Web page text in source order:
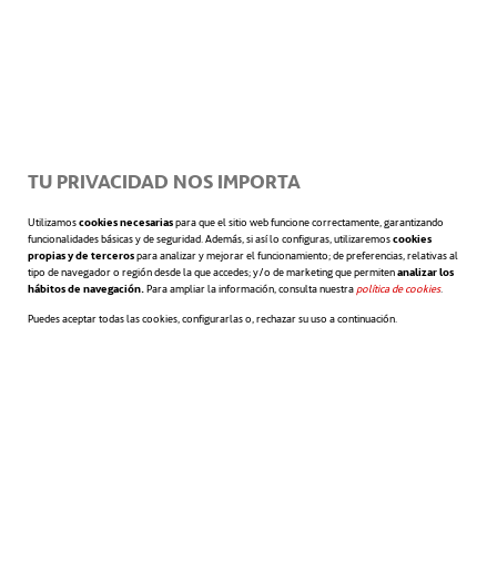
TU PRIVACIDAD NOS IMPORTA
Utilizamoscookies necesariaspara que el sitio web funcione correctamente, garantizando
funcionalidades básicas y de seguridad. Además, si así lo configuras, utilizaremoscookies
propias y de tercerospara analizar y mejorar el funcionamiento; de preferencias, relativas al
tipo de navegador o región desde la que accedes; y/o de marketing que permitenanalizar los
hábitos de navegación. Para ampliar la información, consulta nuestra política de cookiesse abre en
.
Puedes aceptar todas las cookies, configurarlas o, rechazar su uso a continuación.